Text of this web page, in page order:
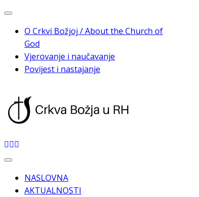
Skip
contentO Crkvi Božjoj / About the Church of
God
Vjerovanje i naučavanje
Povijest i nastajanje
NASLOVNA
AKTUALNOSTI